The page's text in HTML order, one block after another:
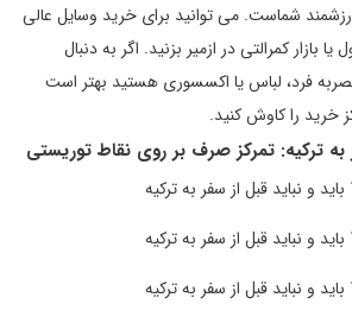
شماست. می توانید برای خرید وسایل عالی
بازار کمرالتی در ازمیر بزنید. اگر به دنبال
فرد، لباس یا اکسسوری هستید بهتر است
خرید را کاوش کنید.
به ترکیه: تمرکز صرف بر روی نقاط توریستی